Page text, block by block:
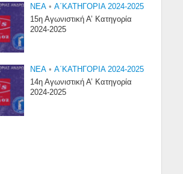
NEA • Α΄ΚΑΤΗΓΟΡΙΑ 2024-2025
15η Αγωνιστική Α’ Κατηγορία
2024-2025
NEA • Α΄ΚΑΤΗΓΟΡΙΑ 2024-2025
14η Αγωνιστική Α’ Κατηγορία
2024-2025